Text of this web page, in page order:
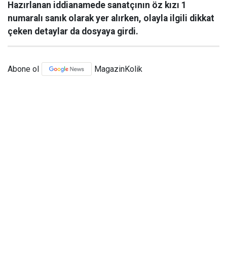
Hazırlanan iddianamede sanatçının öz kızı 1
numaralı sanık olarak yer alırken, olayla ilgili dikkat
çeken detaylar da dosyaya girdi.
Abone ol MagazinKolik